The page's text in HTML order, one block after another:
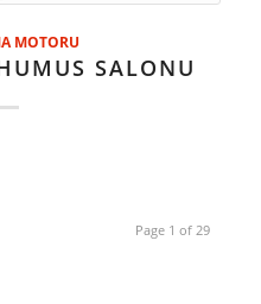
MOTORU
SALONU
Page 1 of 29